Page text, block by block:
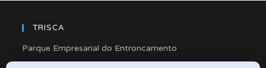
TRISCA
Parque Empresarial do Entroncamento